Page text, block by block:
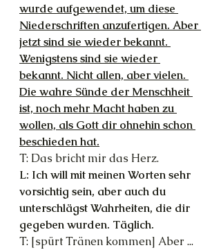
wurde aufgewendet, um diese
Niederschriften anzufertigen. Aber
jetzt sind sie wieder bekannt.
Wenigstens sind sie wieder
bekannt. Nicht allen, aber vielen.
Die wahre Sünde der Menschheit
ist, noch mehr Macht haben zu
wollen, als Gott dir ohnehin schon
beschieden hat.
T: Das bricht mir das Herz.
L: Ich will mit meinen Worten sehr
vorsichtig sein, aber auch du
unterschlägst Wahrheiten, die dir
gegeben wurden. Täglich.
T: [spürt Tränen kommen] Aber ...